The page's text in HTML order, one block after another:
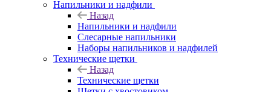
Напильники и надфили
Назад
Напильники и надфили
Слесарные напильники
Наборы напильников и надфилей
Технические щетки
Назад
Технические щетки